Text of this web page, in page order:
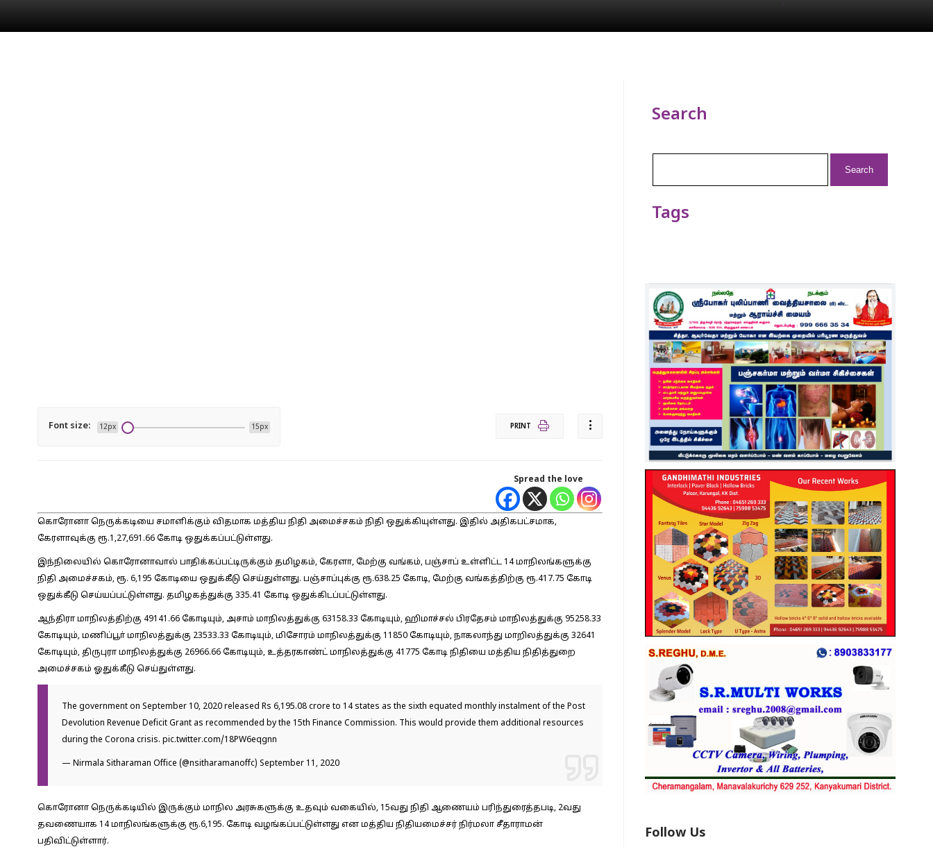
Font size: 12px 15px PRINT
Spread the love
கொரோனா நெருக்கடியை சமாளிக்கும் விதமாக மத்திய நிதி அமைச்சகம் நிதி ஒதுக்கியுள்ளது. இதில் அதிகபட்சமாக,
கேரளாவுக்கு ரூ.1,27,691.66 கோடி ஒதுக்கப்பட்டுள்ளது.
இந்நிலையில் கொரோனாவால் பாதிக்கப்பட்டிருக்கும் தமிழகம், கேரளா, மேற்கு வங்கம், பஞ்சாப் உள்ளிட்ட 14 மாநிலங்களுக்கு
நிதி அமைச்சகம், ரூ. 6,195 கோடியை ஒதுக்கீடு செய்துள்ளது. பஞ்சாப்புக்கு ரூ.638.25 கோடி, மேற்கு வங்கத்திற்கு ரூ.417.75 கோடி
ஒதுக்கீடு செய்யப்பட்டுள்ளது. தமிழகத்துக்கு 335.41 கோடி ஒதுக்கிடப்பட்டுள்ளது.
ஆந்திரா மாநிலத்திற்கு 49141.66 கோடியும், அசாம் மாநிலத்துக்கு 63158.33 கோடியும், ஹிமாச்சல் பிரதேசம் மாநிலத்துக்கு 95258.33
கோடியும், மணிப்பூா் மாநிலத்துக்கு 23533.33 கோடியும், மிசோரம் மாநிலத்துக்கு 11850 கோடியும், நாகலாந்து மாறிலத்துக்கு 32641
கோடியும், திருபுரா மாநிலத்துக்கு 26966.66 கோடியும், உத்தரகாண்ட் மாநிலத்துக்கு 41775 கோடி நிதியை மத்திய நிதித்துறை
அமைச்சகம் ஓதுக்கீடு செய்துள்ளது.
The government on September 10, 2020 released Rs 6,195.08 crore to 14 states as the sixth equated monthly instalment of the Post
Devolution Revenue Deficit Grant as recommended by the 15th Finance Commission. This would provide them additional resources
during the Corona crisis. pic.twitter.com/18PW6eqgnn
— Nirmala Sitharaman Office (@nsitharamanoffc) September 11, 2020
கொரோனா நெருக்கடியில் இருக்கும் மாநில அரசுகளுக்கு உதவும் வகையில், 15வது நிதி ஆணையம் பரிந்துரைத்தபடி, 2வது
தவணையாக 14 மாநிலங்களுக்கு ரூ.6,195. கோடி வழங்கப்பட்டுள்ளது என மத்திய நிதியமைச்சர் நிர்மலா சீதாராமன்
பதிவிட்டுள்ளார்.
Search
Tags
Follow Us